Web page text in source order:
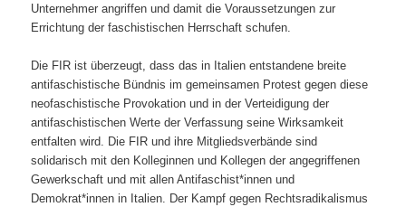
Unternehmer angriffen und damit die Voraussetzungen zur
Errichtung der faschistischen Herrschaft schufen.
Die FIR ist überzeugt, dass das in Italien entstandene breite
antifaschistische Bündnis im gemeinsamen Protest gegen diese
neofaschistische Provokation und in der Verteidigung der
antifaschistischen Werte der Verfassung seine Wirksamkeit
entfalten wird. Die FIR und ihre Mitgliedsverbände sind
solidarisch mit den Kolleginnen und Kollegen der angegriffenen
Gewerkschaft und mit allen Antifaschist*innen und
Demokrat*innen in Italien. Der Kampf gegen Rechtsradikalismus